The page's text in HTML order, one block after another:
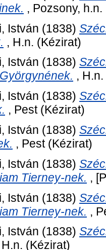
, Pozsony,
István (1838)
, H.n. (Kézirat)
István (1838)
,
István (1838)
, Pest (Kézirat)
István (1838)
, Pest (Kézirat)
István (1838)
Tierney-nek. ,
István (1838)
Tierney-nek. ,
István (1838)
H.n. (Kézirat)